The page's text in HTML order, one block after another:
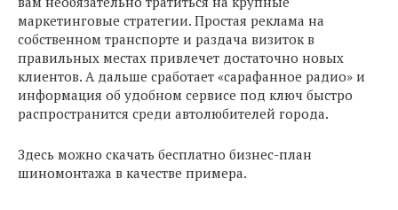
маркетинговые стратегии. Простая реклама на
собственном транспорте и раздача визиток в
правильных местах привлечет достаточно новых
клиентов. А дальше сработает «сарафанное радио» и
информация об удобном сервисе под ключ быстро
распространится среди автолюбителей города.
Здесь можно скачать бесплатно бизнес-план
шиномонтажа в качестве примера.